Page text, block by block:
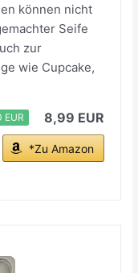
können nicht
Seife
zur
wie Cupcake,
EUR 8,99 EUR
*Zu Amazon